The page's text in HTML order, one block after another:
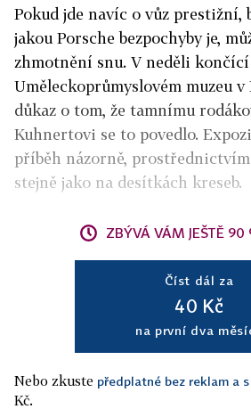
Pokud jde navíc o vůz prestižní,
jakou Porsche bezpochyby je,
zhmotnění snu. V neděli končící
Uměleckoprůmyslovém muzeu
důkaz o tom, že tamnímu
Kuhnertovi se to povedlo.
příběh názorně,
stejně jako na desítkách kreseb.
ZBÝVÁ VÁM JEŠTĚ 90
Číst dál za
40 Kč
na první dva
Nebo zkuste předplatné bez reklam a
Kč.